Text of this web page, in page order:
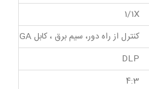
1/1X
کنترل از راه دور، سیم برق ، کابل VGA، دفترچه راهنما
DLP
4:3